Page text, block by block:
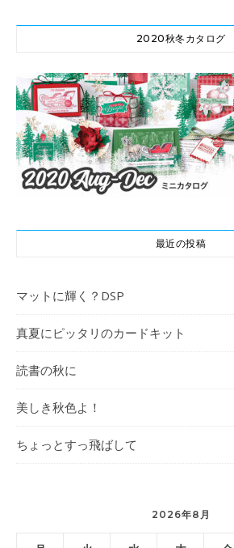
2020秋冬カタログ
最近の投稿
マットに輝く？DSP
真夏にピッタリのカードキット
読書の秋に
美しき秋色よ！
ちょっとすっ飛ばして
2026年8月